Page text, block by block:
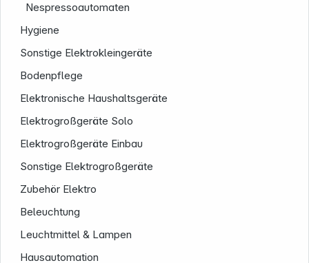
Nespressoautomaten
Hygiene
Sonstige Elektrokleingeräte
Bodenpflege
Elektronische Haushaltsgeräte
Elektrogroßgeräte Solo
Elektrogroßgeräte Einbau
Sonstige Elektrogroßgeräte
Zubehör Elektro
Beleuchtung
Leuchtmittel & Lampen
Hausautomation